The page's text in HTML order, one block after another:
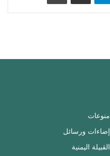
منوعات
إضاءات ورسائل
القبيلة اليمنية